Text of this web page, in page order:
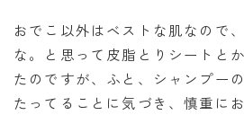
おでこ以外はベストな肌なので
な。と思って皮脂とりシートと
たのですが、ふと、シャンプー
たってることに気づき、慎重に